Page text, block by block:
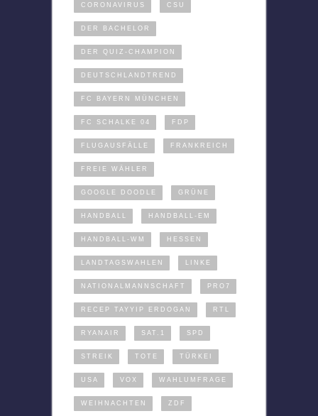
CORONAVIRUS CSU
DER BACHELOR
DER QUIZ-CHAMPION
DEUTSCHLANDTREND
FC BAYERN MÜNCHEN
FC SCHALKE 04 FDP
FLUGAUSFÄLLE FRANKREICH
FREIE WÄHLER
GOOGLE DOODLE GRÜNE
HANDBALL HANDBALL-EM
HANDBALL-WM HESSEN
LANDTAGSWAHLEN LINKE
NATIONALMANNSCHAFT PRO7
RECEP TAYYIP ERDOGAN RTL
RYANAIR SAT.1 SPD
STREIK TOTE TÜRKEI
USA VOX WAHLUMFRAGE
WEIHNACHTEN ZDF